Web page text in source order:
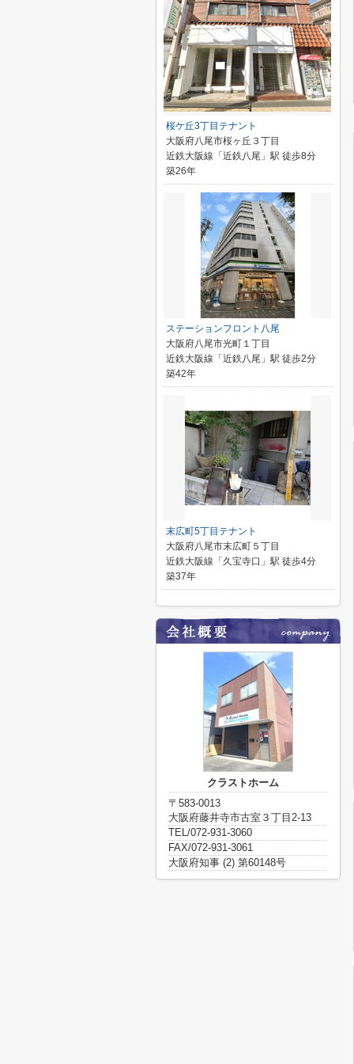
桜ケ丘3丁目テナント
大阪府八尾市桜ヶ丘３丁目
近鉄大阪線「近鉄八尾」駅 徒歩8分
築26年
ステーションフロント八尾
大阪府八尾市光町１丁目
近鉄大阪線「近鉄八尾」駅 徒歩2分
築42年
末広町5丁目テナント
大阪府八尾市末広町５丁目
近鉄大阪線「久宝寺口」駅 徒歩4分
築37年
クラストホーム
〒583-0013
大阪府藤井寺市古室３丁目2-13
TEL/072-931-3060
FAX/072-931-3061
大阪府知事 (2) 第60148号